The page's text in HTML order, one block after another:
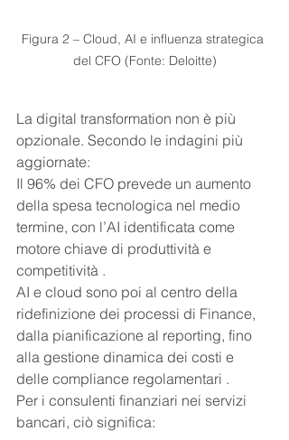
Figura 2 – Cloud, AI e influenza strategica
del CFO (Fonte: Deloitte)
La digital transformation non è più
opzionale. Secondo le indagini più
aggiornate:
Il 96% dei CFO prevede un aumento
della spesa tecnologica nel medio
termine, con l’AI identificata come
motore chiave di produttività e
competitività .
AI e cloud sono poi al centro della
ridefinizione dei processi di Finance,
dalla pianificazione al reporting, fino
alla gestione dinamica dei costi e
delle compliance regolamentari .
Per i consulenti finanziari nei servizi
bancari, ciò significa: